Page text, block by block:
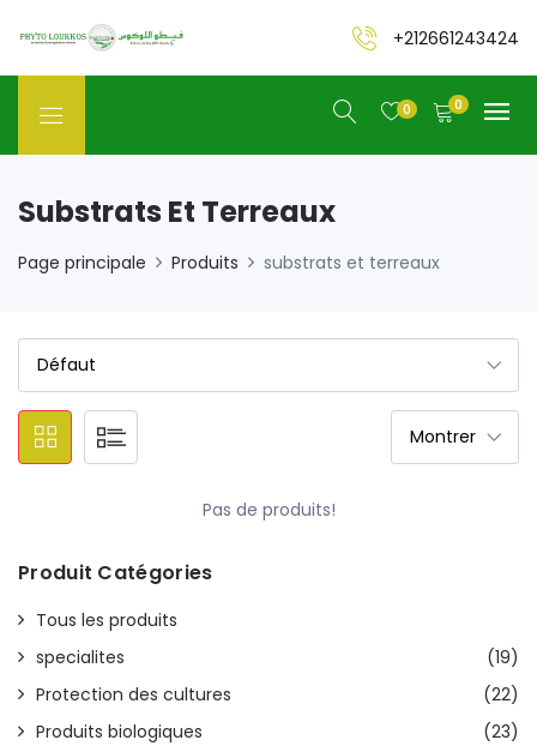
+212661243424
0 0
Substrats Et Terreaux
Page principale Produits substrats et terreaux
Pas de produits!
Produit Catégories
Tous les produits
specialites
(19)
Protection des cultures
(22)
Produits biologiques
(23)